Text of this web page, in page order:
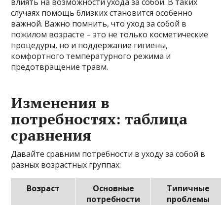
случаях помощь близких становится особенно
важной. Важно помнить, что уход за собой в
пожилом возрасте – это не только косметические
процедуры, но и поддержание гигиены,
комфортного температурного режима и
предотвращение травм.
Изменения в
потребностях: таблица
сравнения
Давайте сравним потребности в уходу за собой в
разных возрастных группах:
Возраст
Основные
потребности
Типичные
проблемы